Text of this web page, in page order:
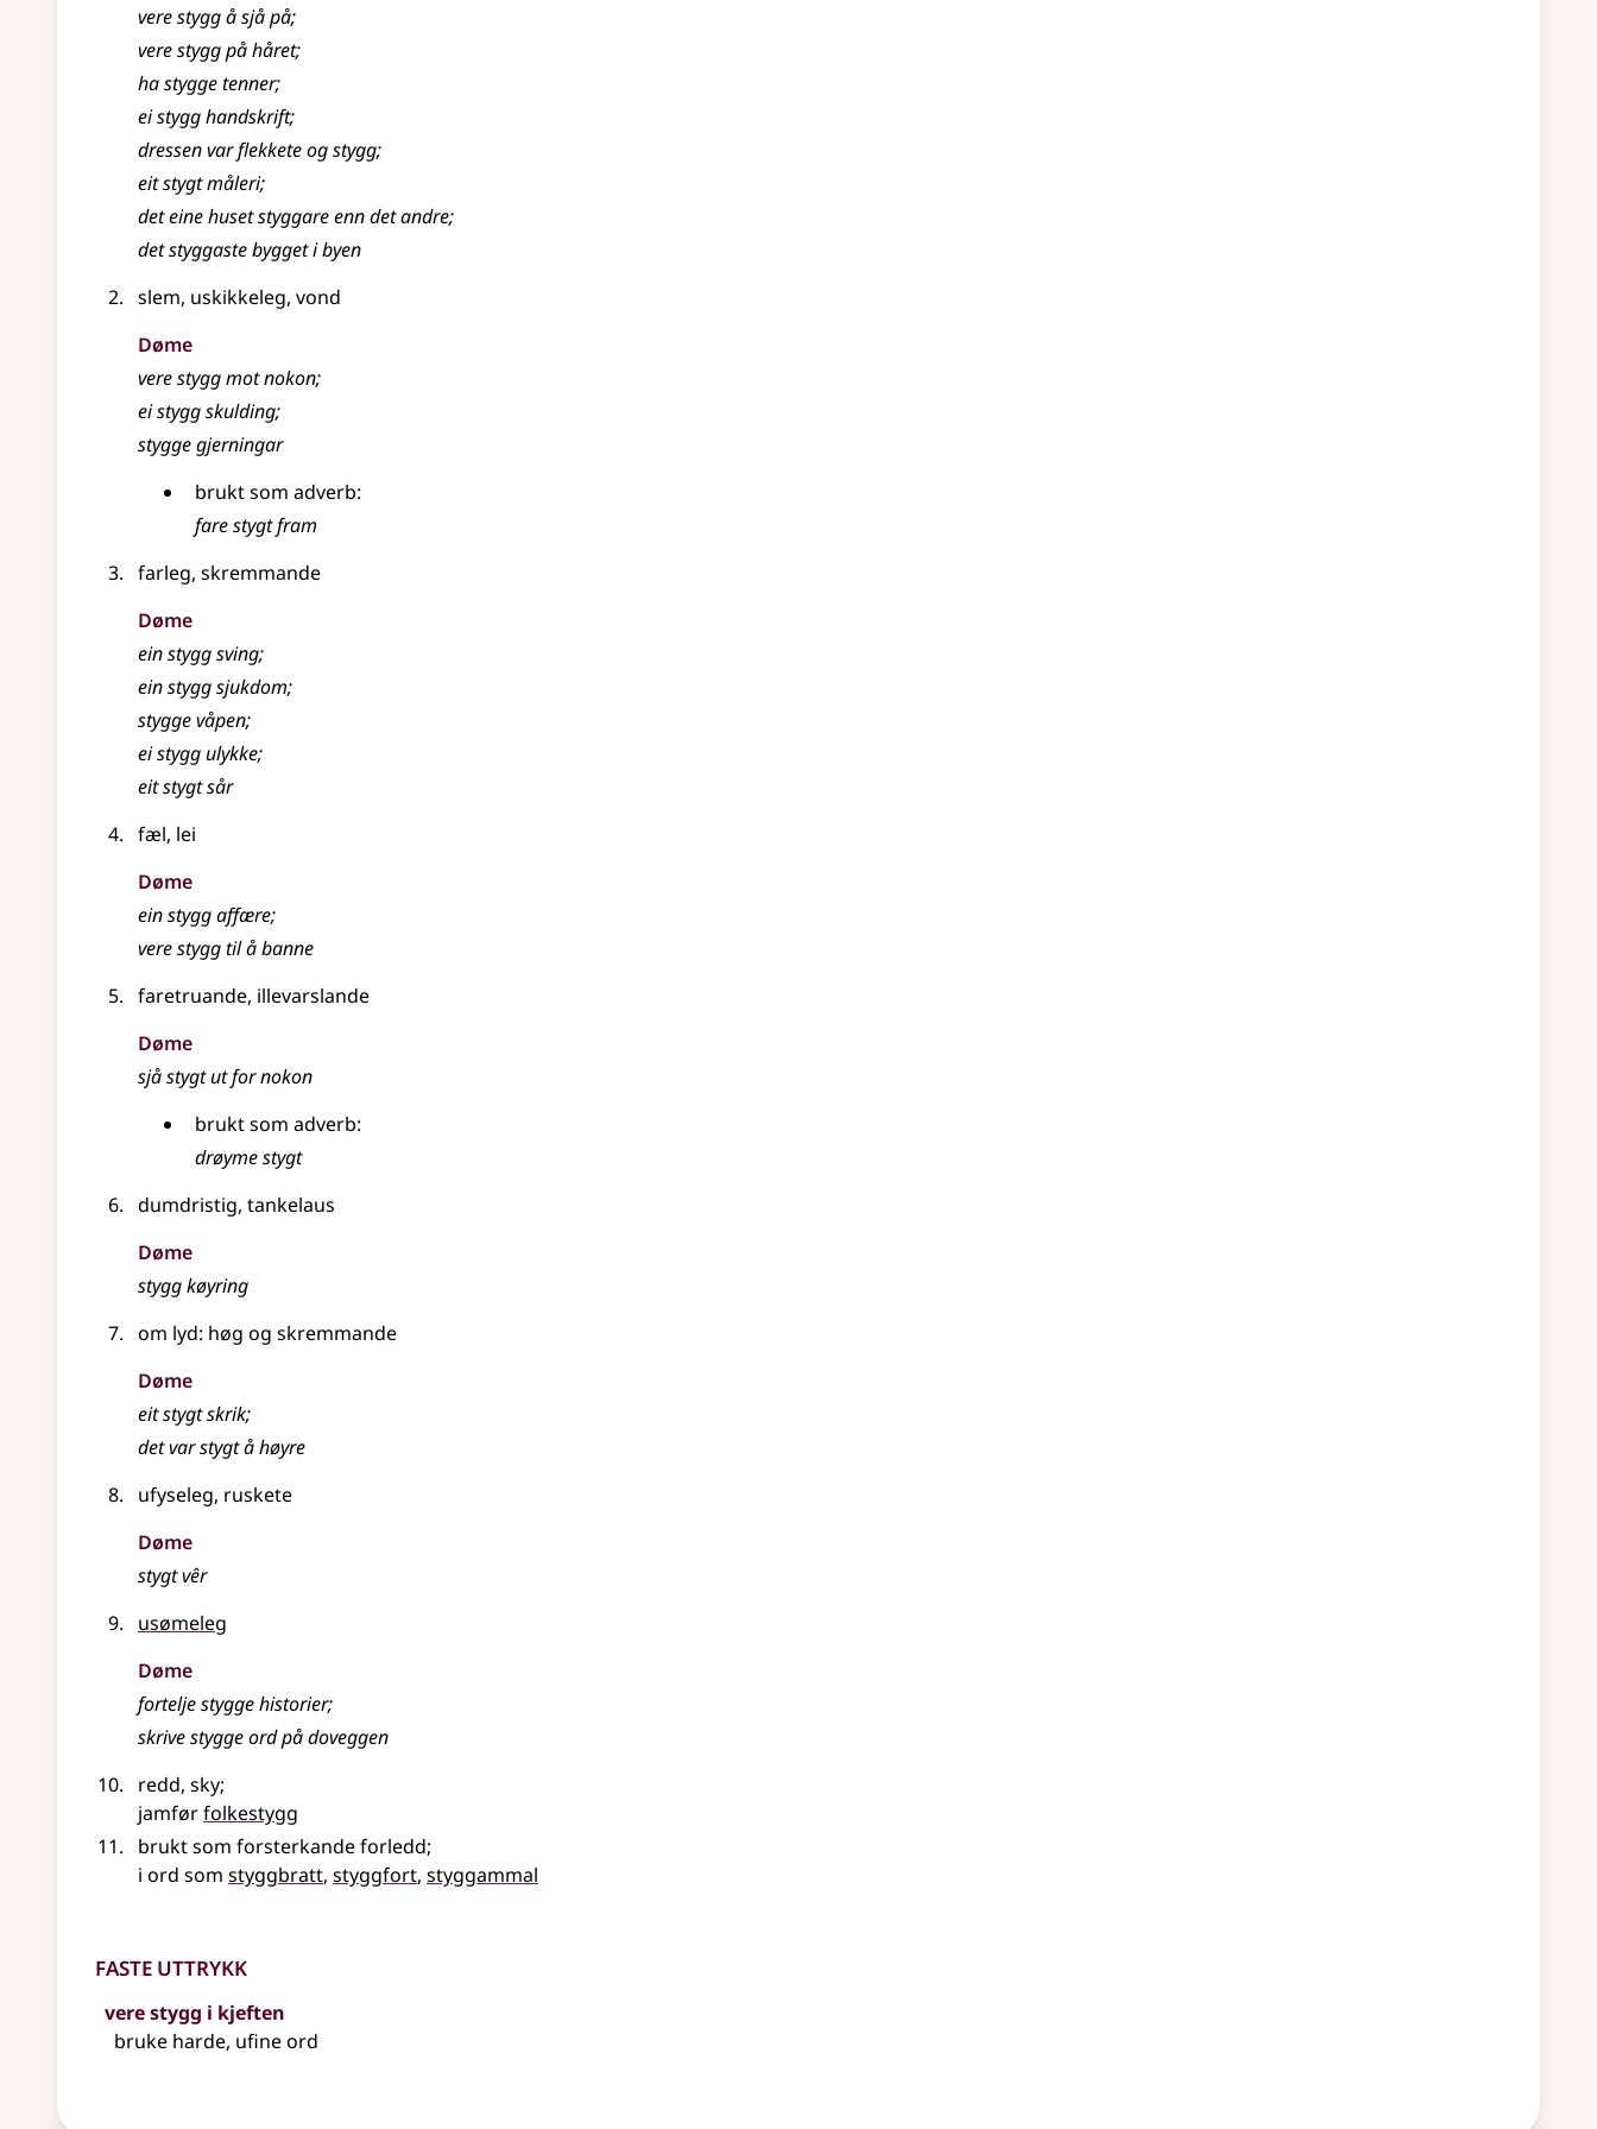
vere stygg å sjå på;
vere stygg på håret;
ha stygge tenner;
ei stygg handskrift;
dressen var flekkete og stygg;
eit stygt måleri;
det eine huset styggare enn det andre;
det styggaste bygget i byen
slem, uskikkeleg, vond
Døme
vere stygg mot nokon;
ei stygg skulding;
stygge gjerningar
brukt som adverb:
fare stygt fram
farleg, skremmande
Døme
ein stygg sving;
ein stygg sjukdom;
stygge våpen;
ei stygg ulykke;
eit stygt sår
fæl, lei
Døme
ein stygg affære;
vere stygg til å banne
faretruande, illevarslande
Døme
sjå stygt ut for nokon
brukt som adverb:
drøyme stygt
dumdristig, tankelaus
Døme
stygg køyring
om lyd: høg og skremmande
Døme
eit stygt skrik;
det var stygt å høyre
ufyseleg, ruskete
Døme
stygt vêr
usømeleg
Døme
fortelje stygge historier;
skrive stygge ord på doveggen
redd, sky;
jamførfolkestygg
brukt som forsterkande forledd;
i ord som styggbratt, styggfort, styggammal
Faste uttrykk
vere stygg i kjeften
bruke harde, ufine ord